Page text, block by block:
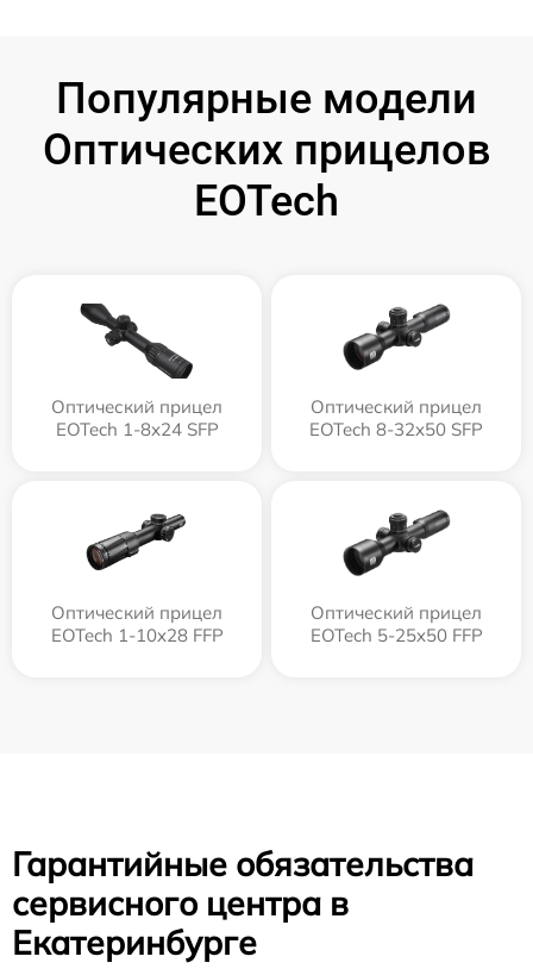
Популярные модели
Оптических прицелов
EOTech
Оптический прицел
EOTech 1-8x24 SFP
Оптический прицел
EOTech 8-32x50 SFP
Оптический прицел
EOTech 1-10x28 FFP
Оптический прицел
EOTech 5-25x50 FFP
Гарантийные обязательства
сервисного центра в
Екатеринбурге